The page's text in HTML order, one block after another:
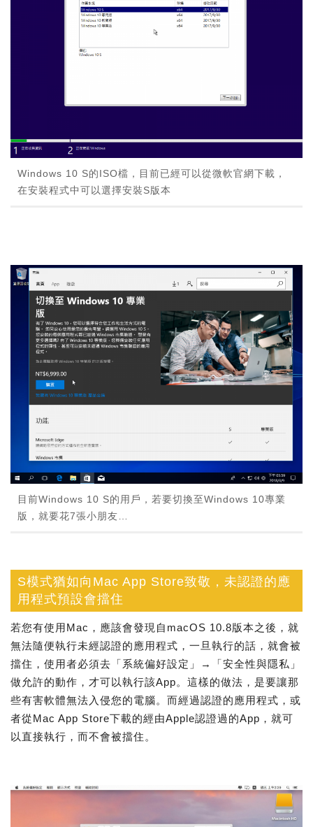
Windows 10 S的ISO檔，目前已經可以從微軟官網下載，
在安裝程式中可以選擇安裝S版本
目前Windows 10 S的用戶，若要切換至Windows 10專業
版，就要花7張小朋友…
S模式猶如向Mac App Store致敬，未認證的應
用程式預設會擋住
若您有使用Mac，應該會發現自macOS 10.8版本之後，就
無法隨便執行未經認證的應用程式，一旦執行的話，就會被
擋住，使用者必須去「系統偏好設定」→「安全性與隱私」
做允許的動作，才可以執行該App。這樣的做法，是要讓那
些有害軟體無法入侵您的電腦。而經過認證的應用程式，或
者從Mac App Store下載的經由Apple認證過的App，就可
以直接執行，而不會被擋住。